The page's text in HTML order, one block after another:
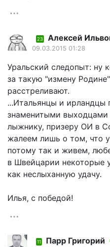
23 Алексей
09.03.2015 01:28
Уральский следопыт: ну
за такую "измену
расстреливают.
...Итальянцы и ирландцы
знаменитыми
лыжнику, призеру ОИ в
жалеем лишь о том, что
потому так и живем,
в Швейцарии некоторые
как неслыханную удачу.
Илья, с победой!
11 Парр Григорий